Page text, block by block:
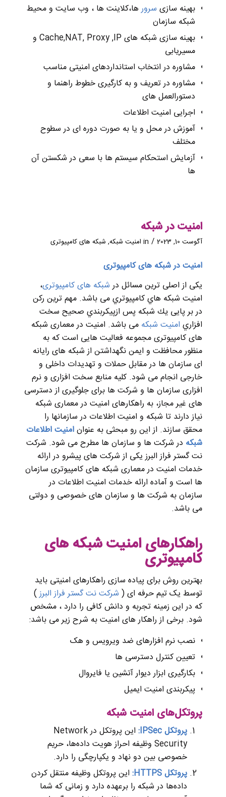
بهینه سازی سرورها،کلاینت ها ، وب سایت و محیط
شبکه سازمان
بهینه سازی شبکه های Cache,NAT, Proxy ,IP و
مسیریابی
مشاوره در انتخاب استانداردهای امنیتی مناسب
مشاوره در تعریف و به کارگیری خطوط راهنما و
دستورالعمل های
اجرایی امنیت اطلاعات
آموزش در محل و یا به صورت دوره ای در سطوح
مختلف
آزمایش استحکام سیستم ها با سعی در شکستن آن
ها
امنیت در شبکه
آگوست 10, 2023 /
in امنیت شبکه, شبکه های کامپیوتری
امنیت در شبکه های کامپیوتری
یکی از اصلی ترین مسائل درشبکه های کامپیوتری،
امنيت شبكه هاي كامپيوتري می باشد. مهم ترين ركن
در بر پایی يك شبكه پس ازپيكربندي صحيح سخت
افزاري امنيت شبكه می باشد. امنیت در معماری شبکه
های کامپیوتری مجموعه فعالیت هایی است که به
منظور محافظت و ایمن نگهداشتن از شبکه های رایانه
ای سازمان ها در مقابل حملات و تهدیدات داخلی و
خارجی انجام می شود. کلیه منابع سخت افزاری و نرم
افزاری سازمان ها و شرکت ها برای جلوگیری از دسترسی
های غیر مجاز، به راهکارهای امنیت در معماری شبکه
نیاز دارند تا شبکه و امنیت اطلاعات در سازمانها را
محقق سازند. از این رو مبحثی به عنوانامنیت اطلاعات
شبکه در شرکت ها و سازمان ها مطرح می شود. شرکت
نت گستر فراز البرز یکی از شرکت های پیشرو در ارائه
خدمات امنیت در معماری شبکه های کامپیوتری سازمان
ها است و آماده ارائه خدمات امنیت اطلاعات در
سازمانبه شرکت ها و سازمان های خصوصی و دولتی
می باشد.
راهکارهای امنیت شبکه های
کامپیوتری
بهترین روش برای پیاده سازی راهکارهای امنیتی باید
توسط یک تیم حرفه ای ( شرکت نت گستر فراز البرز)
که در این زمینه تجربه و دانش کافی را دارد ، مشخص
شود. برخی از راهکار های امنیت به شرح زیر می باشد:
نصب نرم افزارهای ضد ویرویس و هک
تعیین کنترل دسترسی ها
بکارگیری ابزار دیوار آتشین یا فایروال
پیکربندی امنیت ایمیل
پروتکل‌های امنیت شبکه
پروتکل IPSec:
این پروتکل در Network
Security وظیفه احراز هویت داده‌ها، حریم
خصوصی بین دو نهاد و یکپارچگی را دارد.
پروتکل HTTPS:
این پروتکل وظیفه منتقل کردن
داده‌ها در شبکه را برعهده دارد و زمانی که شما